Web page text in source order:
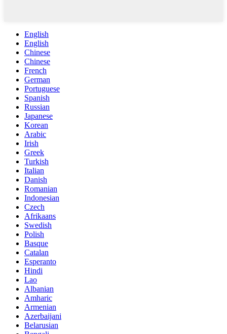
English
English
Chinese
Chinese
French
German
Portuguese
Spanish
Russian
Japanese
Korean
Arabic
Irish
Greek
Turkish
Italian
Danish
Romanian
Indonesian
Czech
Afrikaans
Swedish
Polish
Basque
Catalan
Esperanto
Hindi
Lao
Albanian
Amharic
Armenian
Azerbaijani
Belarusian